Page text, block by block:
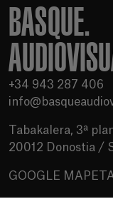
BASQUE.
+34 943 287 406
Tabakalera, 3ª
20012 Donostia /
GOOGLE